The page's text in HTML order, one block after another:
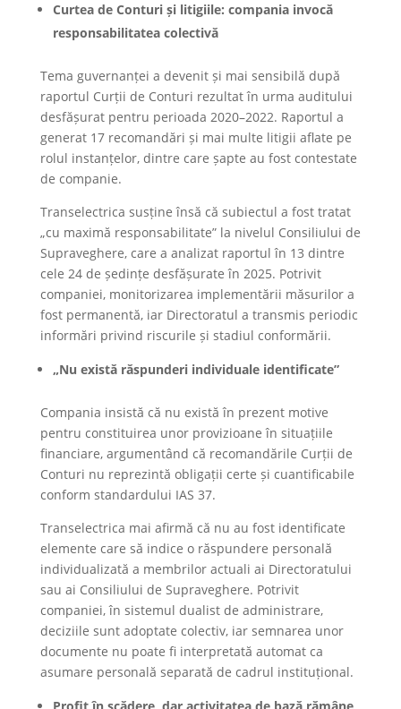
Curtea de Conturi și litigiile: compania invocă
responsabilitatea colectivă
Tema guvernanței a devenit și mai sensibilă după
raportul Curții de Conturi rezultat în urma auditului
desfășurat pentru perioada 2020–2022. Raportul a
generat 17 recomandări și mai multe litigii aflate pe
rolul instanțelor, dintre care șapte au fost contestate
de companie.
Transelectrica susține însă că subiectul a fost tratat
„cu maximă responsabilitate” la nivelul Consiliului de
Supraveghere, care a analizat raportul în 13 dintre
cele 24 de ședințe desfășurate în 2025. Potrivit
companiei, monitorizarea implementării măsurilor a
fost permanentă, iar Directoratul a transmis periodic
informări privind riscurile și stadiul conformării.
„Nu există răspunderi individuale identificate”
Compania insistă că nu există în prezent motive
pentru constituirea unor provizioane în situațiile
financiare, argumentând că recomandările Curții de
Conturi nu reprezintă obligații certe și cuantificabile
conform standardului IAS 37.
Transelectrica mai afirmă că nu au fost identificate
elemente care să indice o răspundere personală
individualizată a membrilor actuali ai Directoratului
sau ai Consiliului de Supraveghere. Potrivit
companiei, în sistemul dualist de administrare,
deciziile sunt adoptate colectiv, iar semnarea unor
documente nu poate fi interpretată automat ca
asumare personală separată de cadrul instituțional.